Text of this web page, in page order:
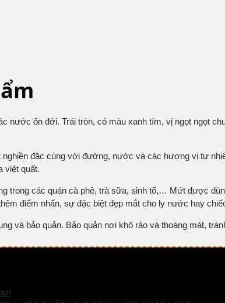
nước ôn đới. Trái tròn, có màu xanh tím, vị ngọt ngọt
đặc cùng với đường, nước và các hương vị tự
việt quất.
trong các quán cà phê, trà sữa, sinh tố,… Mứt được
điểm nhấn, sự đặc biệt đẹp mắt cho ly nước hay
và bảo quản. Bảo quản nơi khô ráo và thoáng mát,